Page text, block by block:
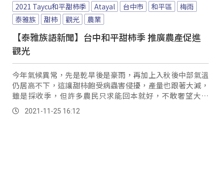
2021 Taycu和平甜柿季 Atayal 台中市 和平區
梅雨
泰雅族
甜柿 觀光 農業
【泰雅族語新聞】台中和平甜柿季 推廣農產促進
觀光
今年氣候異常，先是乾旱後是豪雨，再加上入秋後中部氣溫
仍居高不下，這讓甜柿飽受病蟲害侵擾，產量也跟著大減，
雖是採收季，但許多農民只求能回本就好，不敢奢望大豐
收。2021-11-25 16:12